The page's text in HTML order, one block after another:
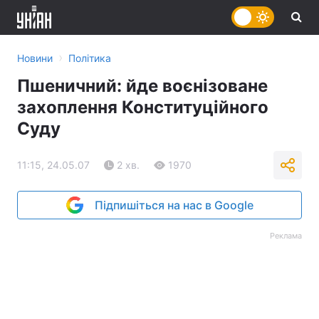
Новини › Політика
Пшеничний: йде воєнізоване
захоплення Конституційного
Суду
11:15, 24.05.07 2 хв. 1970
Підпишіться на нас в Google
Реклама